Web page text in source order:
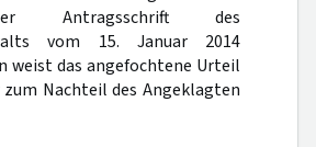
des
vom 15. Januar 2014
weist das angefochtene Urteil
Nachteil des Angeklagten